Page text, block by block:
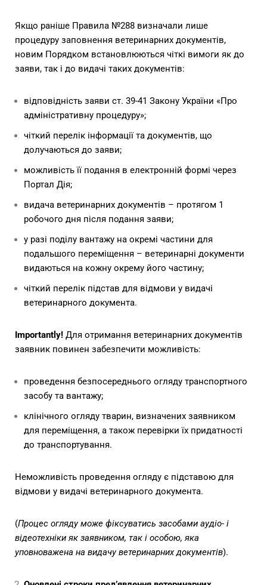
Якщо раніше Правила №288 визначали лише
процедуру заповнення ветеринарних документів,
новим Порядком встановлюються чіткі вимоги як до
заяви, так і до видачі таких документів:
відповідність заяви ст. 39-41 Закону України «Про
адміністративну процедуру»;
чіткий перелік інформації та документів, що
долучаються до заяви;
можливість її подання в електронній формі через
Портал Дія;
видача ветеринарних документів – протягом 1
робочого дня після подання заяви;
у разі поділу вантажу на окремі частини для
подальшого переміщення – ветеринарні документи
видаються на кожну окрему його частину;
чіткий перелік підстав для відмови у видачі
ветеринарного документа.
Importantly! Для отримання ветеринарних документів
заявник повинен забезпечити можливість:
проведення безпосереднього огляду транспортного
засобу та вантажу;
клінічного огляду тварин, визначених заявником
для переміщення, а також перевірки їх придатності
до транспортування.
Неможливість проведення огляду є підставою для
відмови у видачі ветеринарного документа.
(Процес огляду може фіксуватись засобами аудіо- і
відеотехніки як заявником, так і особою, яка
уповноважена на видачу ветеринарних документів).